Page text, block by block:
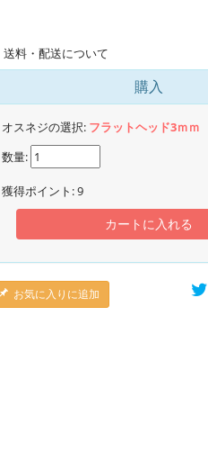
送料・配送について
購入
オスネジの選択: フラットヘッド3ｍｍ
数量:
獲得ポイント:9
カートに入れる
お気に入りに追加